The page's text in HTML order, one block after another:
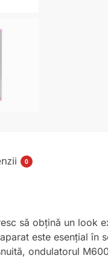
0
să obțină un look
este esențial în
ondulatorul